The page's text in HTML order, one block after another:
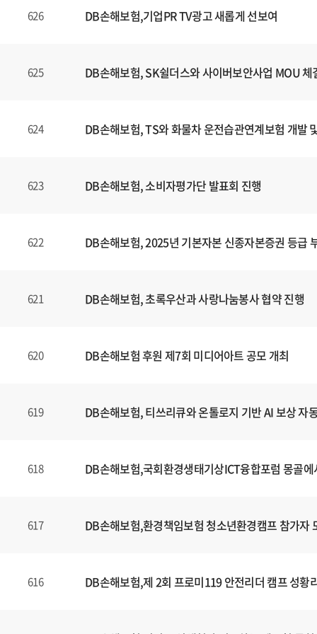
626 DB손해보험,기업PR TV광고 새롭게 선보여
625 DB손해보험, SK쉴더스와 사이버보안사업 MOU 체
624 DB손해보험, TS와 화물차 운전습관연계보험 개발
623 DB손해보험, 소비자평가단 발표회 진행
622 DB손해보험, 2025년 기본자본 신종자본증권 등급
621 DB손해보험, 초록우산과 사랑나눔봉사 협약 진행
620 DB손해보험 후원 제7회 미디어아트 공모 개최
619 DB손해보험, 티쓰리큐와 온톨로지 기반 AI 보상 자
618 DB손해보험,국회환경생태기상ICT융합포럼 몽골에
617 DB손해보험,환경책임보험 청소년환경캠프 참가자
616 DB손해보험,제 2회 프로미119 안전리더 캠프 성황